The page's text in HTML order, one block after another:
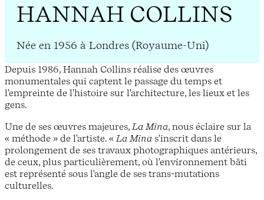
HANNAH COLLINS
Née en 1956 à Londres (Royaume-Uni)
Depuis 1986, Hannah Collins réalise des œuvres
monumentales qui captent le passage du temps et
l'empreinte de l'histoire sur l'architecture, les lieux et les
gens.
Une de ses œuvres majeures, La Mina, nous éclaire sur la
« méthode » de l'artiste. « La Mina s'inscrit dans le
prolongement de ses travaux photographiques antérieurs,
de ceux, plus particulièrement, où l'environnement bâti
est représenté sous l'angle de ses trans-mutations
culturelles.